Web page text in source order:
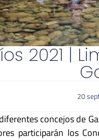
2021 |
20
diferentes concejos de
participarán los